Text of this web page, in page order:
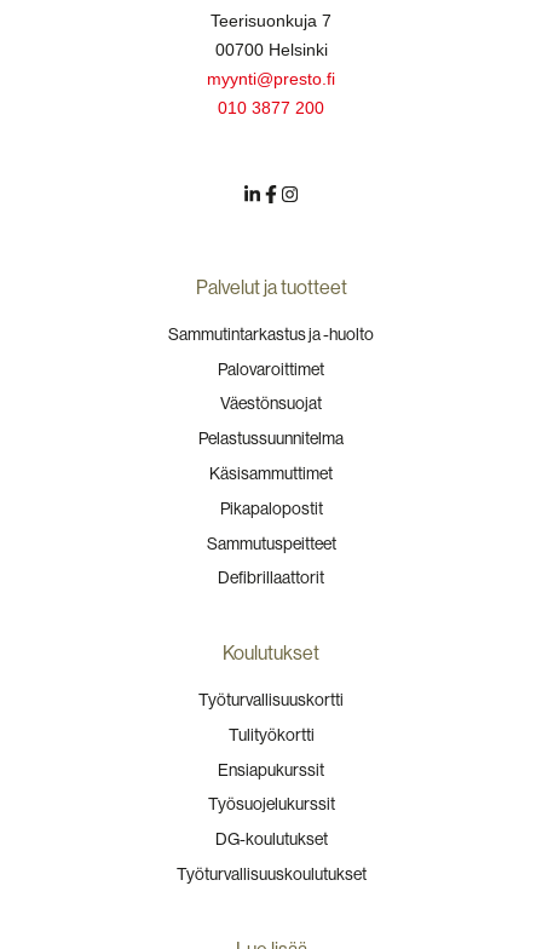
Teerisuonkuja 7
00700 Helsinki
myynti@presto.fi
010 3877 200
Palvelut ja tuotteet
Sammutintarkastus ja -huolto
Palovaroittimet
Väestönsuojat
Pelastussuunnitelma
Käsisammuttimet
Pikapalopostit
Sammutuspeitteet
Defibrillaattorit
Koulutukset
Työturvallisuuskortti
Tulityökortti
Ensiapukurssit
Työsuojelukurssit
DG-koulutukset
Työturvallisuuskoulutukset